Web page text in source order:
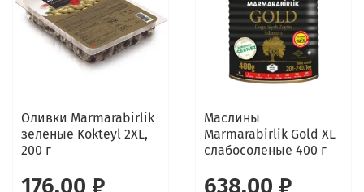
Оливки Marmarabirlik
зеленые Kokteyl 2XL,
200 г
176.00 ₽
Маслины
Marmarabirlik Gold XL
слабосоленые 400 г
638.00 ₽